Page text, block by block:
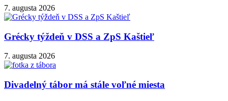
7. augusta 2026
Grécky týždeň v DSS a ZpS Kaštieľ
7. augusta 2026
Divadelný tábor má stále voľné miesta